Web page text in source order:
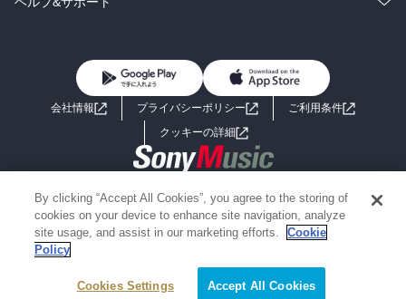
ライトノベル 男子向けラノベ
小説
海外小説
ミステリー SF
歴史・時代小説
グラビア写真集
よくあるご質問 お問い合わせ
会社情報 プライバシーポリシー
ご利用条件
クッキーの詳細
Copyright 2017 - 2026 Sony Music Entertainment(Japan) Inc.
Information on the site is for the Japan domestic market only
powered by
By clicking “Accept All Cookies”, you agree to the storing of
cookies on your device to enhance site navigation, analyze
site usage, and assist in our marketing efforts.
Cookie
Policy
Cookies Settings Accept All Cookies